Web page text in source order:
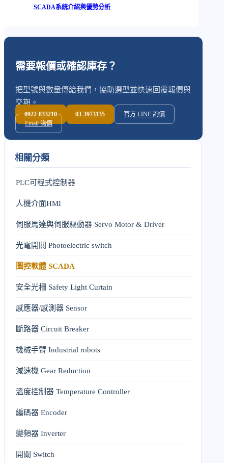
SCADA系統介紹與優勢分析
需要報價或確認庫存？
把型號與數量傳給我們，協助選型並快速回覆報價與
交期。
0922-833210 03-3973135
官方 LINE 詢價
Email 詢價
相關分類
PLC可程式控制器
人機介面HMI
伺服馬達與伺服驅動器 Servo Motor & Driver
光電開關 Photoelectric switch
圖控軟體 SCADA
安全光柵 Safety Light Curtain
感應器/感測器 Sensor
斷路器 Circuit Breaker
機械手臂 Industrial robots
減速機 Gear Reduction
溫度控制器 Temperature Controller
編碼器 Encoder
變頻器 Inverter
開關 Switch